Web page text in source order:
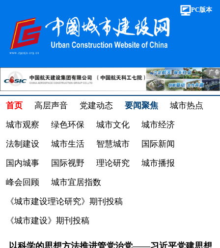
PC版本
首页 高层声音 党建动态 要闻聚焦 城市热点
城市观察 绿色环保 城市文化 城市经济
法制建设 城市生活 智慧城市 国际新闻
国内城事 国际视野 理论研究 城市播报
峰会回顾 城市宜居指数
《城市建设理论研究》期刊投稿
《城市建设》期刊投稿
以科学的思想方法推进管党治党——习近平党建思想